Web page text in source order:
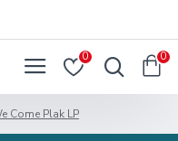
0 0
Come Plak LP